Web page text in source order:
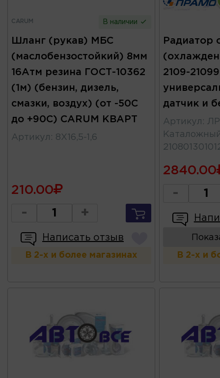
CARUM В наличии
Шланг (рукав) МБС
(маслобензостойкий) 8мм
16Атм резина ГОСТ-10362
(1м) (бензин, дизель,
смазки, воздух) (от -50С
до +90С) CARUM КВАРТ
Артикул : 8X16,5-1,6
210.00
- +
Написать отзыв
В 2-х и более магазинах
Радиатор
2109-
датчик и
Артикул :
2840.00
-
В 2-х и